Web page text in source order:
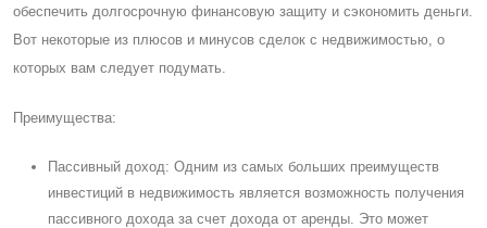
обеспечить долгосрочную финансовую защиту и сэкономить деньги.
Вот некоторые из плюсов и минусов сделок с недвижимостью, о
которых вам следует подумать.
Преимущества:
Пассивный доход: Одним из самых больших преимуществ
инвестиций в недвижимость является возможность получения
пассивного дохода за счет дохода от аренды. Это может